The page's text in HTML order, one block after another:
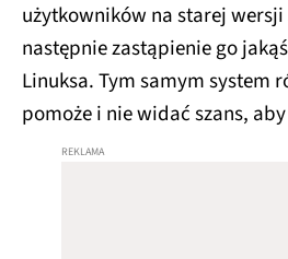
użytkowników na starej wersji
następnie zastąpienie go
Linuksa. Tym samym system
pomoże i nie widać szans,